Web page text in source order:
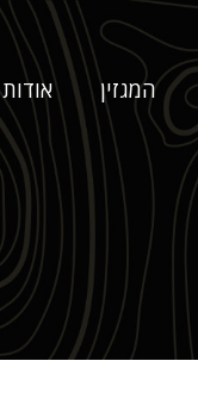
המגזין אודות